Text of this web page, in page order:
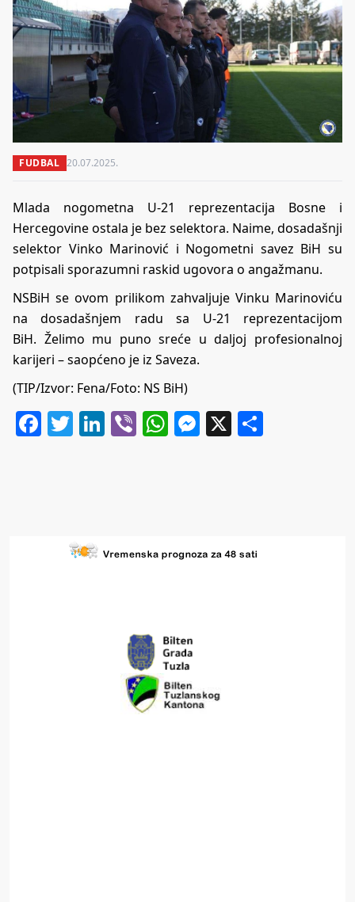
FUDBAL 20.07.2025.
Mlada nogometna U-21 reprezentacija Bosne i
Hercegovine ostala je bez selektora. Naime, dosadašnji
selektor Vinko Marinović i Nogometni savez BiH su
potpisali sporazumni raskid ugovora o angažmanu.
NSBiH se ovom prilikom zahvaljuje Vinku Marinoviću
na dosadašnjem radu sa U-21 reprezentacijom
BiH. Želimo mu puno sreće u daljoj profesionalnoj
karijeri – saopćeno je iz Saveza.
(TIP/Izvor: Fena/Foto: NS BiH)
Facebook
Twitter
LinkedIn
ViberWhatsApp
Messenger
X